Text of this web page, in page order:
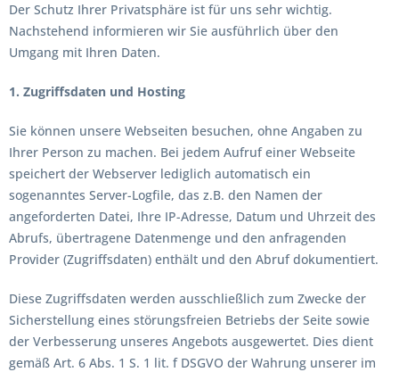
Der Schutz Ihrer Privatsphäre ist für uns sehr wichtig.
Nachstehend informieren wir Sie ausführlich über den
Umgang mit Ihren Daten.
1. Zugriffsdaten und Hosting
Sie können unsere Webseiten besuchen, ohne Angaben zu
Ihrer Person zu machen. Bei jedem Aufruf einer Webseite
speichert der Webserver lediglich automatisch ein
sogenanntes Server-Logfile, das z.B. den Namen der
angeforderten Datei, Ihre IP-Adresse, Datum und Uhrzeit des
Abrufs, übertragene Datenmenge und den anfragenden
Provider (Zugriffsdaten) enthält und den Abruf dokumentiert.
Diese Zugriffsdaten werden ausschließlich zum Zwecke der
Sicherstellung eines störungsfreien Betriebs der Seite sowie
der Verbesserung unseres Angebots ausgewertet. Dies dient
gemäß Art. 6 Abs. 1 S. 1 lit. f DSGVO der Wahrung unserer im